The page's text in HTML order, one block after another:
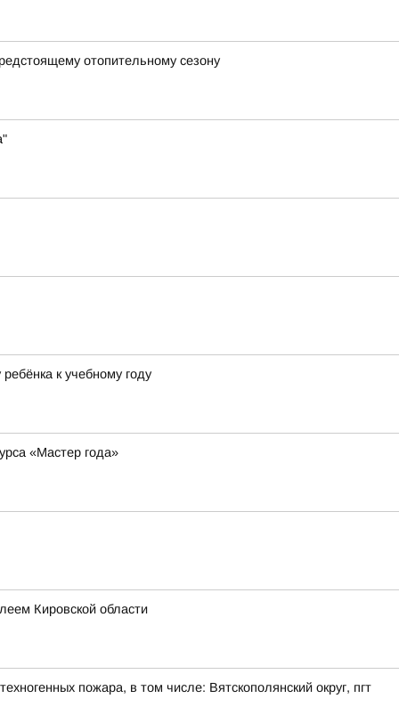
отопительному сезону
к учебному году
«Мастер года»
Кировской области
пожара, в том числе: Вятскополянский округ, пгт